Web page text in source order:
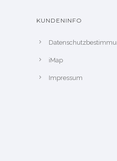
KUNDENINFO
iMap
Impressum